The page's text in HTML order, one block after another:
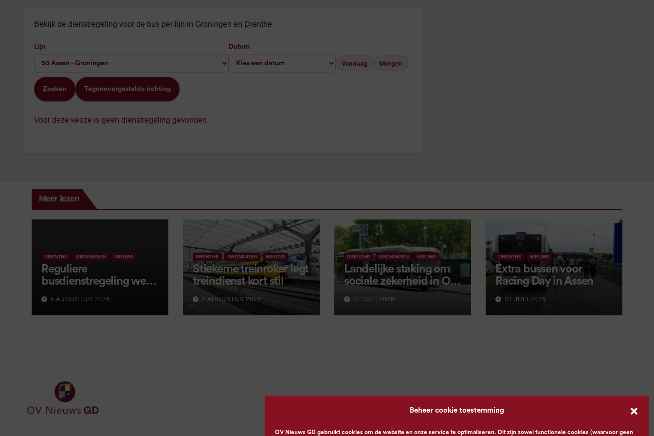
Beheer cookie toestemming
OV Nieuws GD gebruikt cookies om de website en onze service te optimaliseren. Dit zijn zowel functionele cookies (waarvoor geen
Bekijk de dienstregeling voor de bus per lijn in Groningen en Drenthe
Lijn Datum
Vandaag Morgen
Zoeken Tegenovergestelde richting
Voor deze keuze is geen dienstregeling gevonden.
Meer lezen
DRENTHE GRONINGEN NIEUWS
Reguliere
busdienstregeling weer
van start, met kleine
wijzigingen
5 AUGUSTUS 2026
DRENTHE GRONINGEN NIEUWS
Stiekeme treinroker legt
treindienst kort stil
2 AUGUSTUS 2026
DRENTHE GRONINGEN NIEUWS
Landelijke staking om
sociale zekerheid in OV
aangekondigd voor 9
september
31 JULI 2026
DRENTHE NIEUWS
Extra bussen voor
Racing Day in Assen
31 JULI 2026